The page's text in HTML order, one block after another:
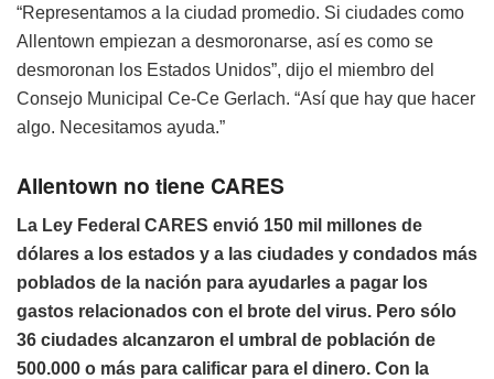
“Representamos a la ciudad promedio. Si ciudades como
Allentown empiezan a desmoronarse, así es como se
desmoronan los Estados Unidos”, dijo el miembro del
Consejo Municipal Ce-Ce Gerlach. “Así que hay que hacer
algo. Necesitamos ayuda.”
Allentown no tiene CARES
La Ley Federal CARES envió 150 mil millones de
dólares a los estados y a las ciudades y condados más
poblados de la nación para ayudarles a pagar los
gastos relacionados con el brote del virus. Pero sólo
36 ciudades alcanzaron el umbral de población de
500.000 o más para calificar para el dinero. Con la